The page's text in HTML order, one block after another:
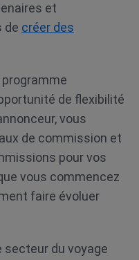
et
de créer des
programme
de flexibilité
vous
de commission et
pour vos
vous commencez
faire évoluer
secteur du voyage